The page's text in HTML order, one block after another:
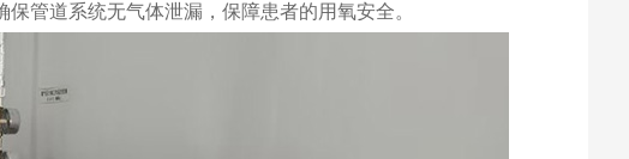
管道系统无气体泄漏，保障患者的用氧安全。